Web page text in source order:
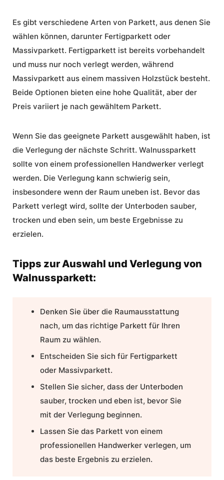
Es gibt verschiedene Arten von Parkett, aus denen Sie
wählen können, darunter Fertigparkett oder
Massivparkett. Fertigparkett ist bereits vorbehandelt
und muss nur noch verlegt werden, während
Massivparkett aus einem massiven Holzstück besteht.
Beide Optionen bieten eine hohe Qualität, aber der
Preis variiert je nach gewähltem Parkett.
Wenn Sie das geeignete Parkett ausgewählt haben, ist
die Verlegung der nächste Schritt. Walnussparkett
sollte von einem professionellen Handwerker verlegt
werden. Die Verlegung kann schwierig sein,
insbesondere wenn der Raum uneben ist. Bevor das
Parkett verlegt wird, sollte der Unterboden sauber,
trocken und eben sein, um beste Ergebnisse zu
erzielen.
Tipps zur Auswahl und Verlegung von
Walnussparkett:
Denken Sie über die Raumausstattung
nach, um das richtige Parkett für Ihren
Raum zu wählen.
Entscheiden Sie sich für Fertigparkett
oder Massivparkett.
Stellen Sie sicher, dass der Unterboden
sauber, trocken und eben ist, bevor Sie
mit der Verlegung beginnen.
Lassen Sie das Parkett von einem
professionellen Handwerker verlegen, um
das beste Ergebnis zu erzielen.